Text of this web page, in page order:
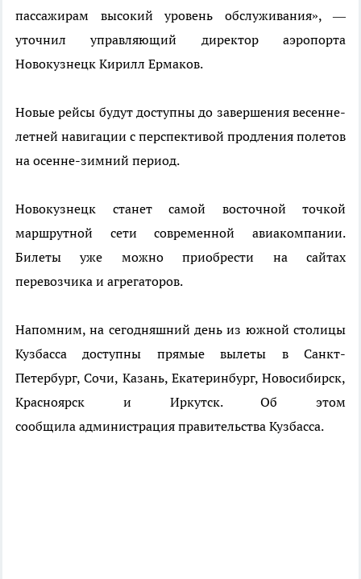
пассажирам высокий уровень обслуживания», —
уточнил управляющий директор аэропорта
Новокузнецк Кирилл Ермаков.
Новые рейсы будут доступны до завершения весенне-
летней навигации с перспективой продления полетов
на осенне-зимний период.
Новокузнецк станет самой восточной точкой
маршрутной сети современной авиакомпании.
Билеты уже можно приобрести на сайтах
перевозчика и агрегаторов.
Напомним, на сегодняшний день из южной столицы
Кузбасса доступны прямые вылеты в Санкт-
Петербург, Сочи, Казань, Екатеринбург, Новосибирск,
Красноярск и Иркутск.Об этом
сообщила администрация правительства Кузбасса.